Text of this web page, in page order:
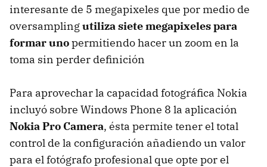
interesante de 5 megapixeles que por medio de
oversamplingutiliza siete megapixeles para
formar unopermitiendo hacer un zoom en la
toma sin perder definición
Para aprovechar la capacidad fotográfica Nokia
incluyó sobre Windows Phone 8 la aplicación
Nokia Pro Camera, ésta permite tener el total
control de la configuración añadiendo un valor
para el fotógrafo profesional que opte por el